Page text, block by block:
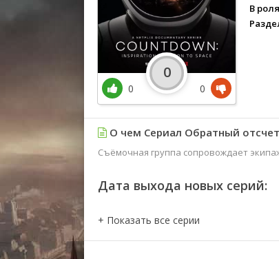
В
0
0
0
О чем Сериал Обратный
Съёмочная группа сопровождает
Дата выхода новых серий: